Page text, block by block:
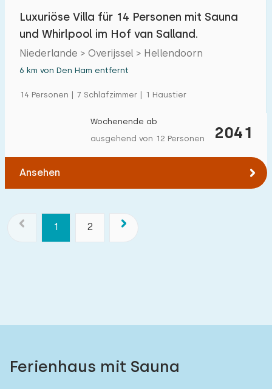
Luxuriöse Villa für 14 Personen mit Sauna
und Whirlpool im Hof ​​van Salland.
Niederlande > Overijssel > Hellendoorn
6 km von Den Ham entfernt
14 Personen | 7 Schlafzimmer | 1 Haustier
2041
Wochenende ab
ausgehend von 12 Personen
Ansehen
1 2
Ferienhaus mit Sauna